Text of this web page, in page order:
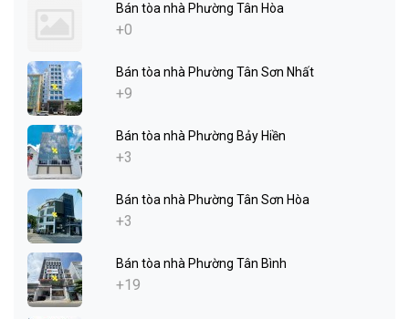
Bán tòa nhà Phường Tân Hòa
+0
Bán tòa nhà Phường Tân Sơn Nhất
+9
Bán tòa nhà Phường Bảy Hiền
+3
Bán tòa nhà Phường Tân Sơn Hòa
+3
Bán tòa nhà Phường Tân Bình
+19